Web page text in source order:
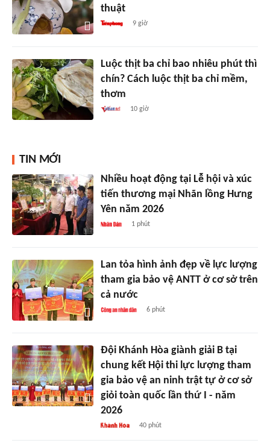
thuật
9 giờ
Luộc thịt ba chỉ bao nhiêu phút thì
chín? Cách luộc thịt ba chỉ mềm,
thơm
10 giờ
TIN MỚI
Nhiều hoạt động tại Lễ hội và xúc
tiến thương mại Nhãn lồng Hưng
Yên năm 2026
1 phút
Lan tỏa hình ảnh đẹp về lực lượng
tham gia bảo vệ ANTT ở cơ sở trên
cả nước
6 phút
Đội Khánh Hòa giành giải B tại
chung kết Hội thi lực lượng tham
gia bảo vệ an ninh trật tự ở cơ sở
giỏi toàn quốc lần thứ I - năm
2026
40 phút